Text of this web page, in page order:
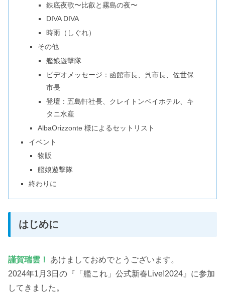
鉄底夜歌〜比叡と霧島の夜〜
DIVA DIVA
時雨（しぐれ）
その他
艦娘遊撃隊
ビデオメッセージ：函館市長、呉市長、佐世保
市長
登壇：五島軒社長、クレイトンベイホテル、キ
タニ水産
AlbaOrizzonte 様によるセットリスト
イベント
物販
艦娘遊撃隊
終わりに
はじめに
謹賀瑞雲！
あけましておめでとうございます。
2024年1月3日の『「艦これ」公式新春Live!2024』に参加
してきました。